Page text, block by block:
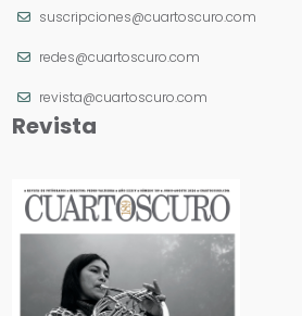
suscripciones@cuartoscuro.com
redes@cuartoscuro.com
revista@cuartoscuro.com
Revista